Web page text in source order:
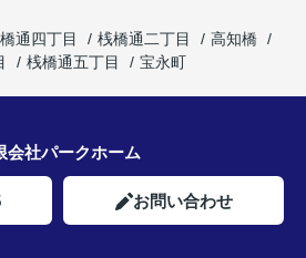
通四丁目 桟橋通二丁目
高知橋
桟橋通五丁目 宝永町
会社パークホーム
お問い合わせ